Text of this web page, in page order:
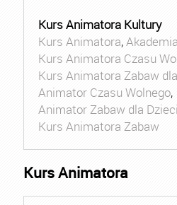
Kurs Animatora Kultury
Kurs Animatora,
Kurs Animatora Czasu
Kurs Animatora Zabaw
Animator Czasu Wolnego,
Animator Zabaw dla Dzieci
Kurs Animatora Zabaw
Kurs Animatora